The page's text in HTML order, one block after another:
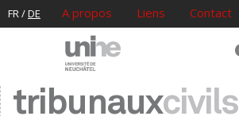
FR/DE A propos Liens Contact
tribunauxcivils